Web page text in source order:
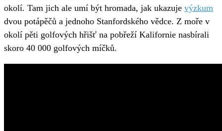
okolí. Tam jich ale umí být hromada, jak ukazuje výzkum
dvou potápěčů a jednoho Stanfordského vědce. Z moře v
okolí pěti golfových hřišť na pobřeží Kalifornie nasbírali
skoro 40 000 golfových míčků.